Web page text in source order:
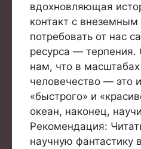
вдохновляющая
контакт с
потребовать от нас
ресурса —
нам, что в
человечество — это
«быстрого» и
океан, наконец,
Рекомендация:
научную фантастику